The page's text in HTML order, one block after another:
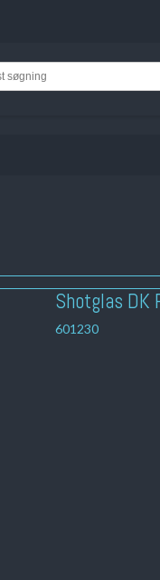
Shotglas DK
601230